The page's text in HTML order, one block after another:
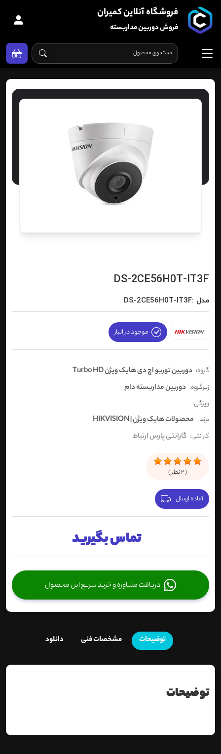
فروشگاه آنلاین کمیران
فروش دوربین مداربسته
DS-2CE56H0T-IT3F
مدل :DS-2CE56H0T-IT3F
موجود در انبار
گروه: دوربین توربو اچ دی هایک ویژن Turbo HD
زیرگروه: دوربین مداربسته دام
ویژگی:
برند : محصولات هایک ویژن | HIKVISION
گارانتی: گارانتی پارس ارتباط
(
2نظر )
آماده ارسال
تماس بگیرید
دریافت مشاوره و خرید سریع این محصول
توضیحات مشخصات فنی دانلود
توضیحات